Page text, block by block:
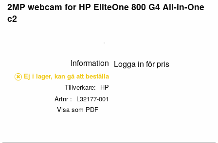
2MP webcam for HP EliteOne 800 G4 All-in-One
c2
Information
Ej i lager, kan gå att beställa
Tillverkare
HP
Artnr
L32177-001
Visa som PDF
Logga in för pris